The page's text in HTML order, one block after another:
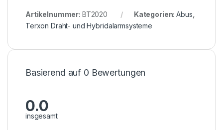
Artikelnummer: BT2020 Kategorien:Abus
Terxon Draht- und Hybridalarmsysteme
Basierend auf 0 Bewertungen
0.0
insgesamt